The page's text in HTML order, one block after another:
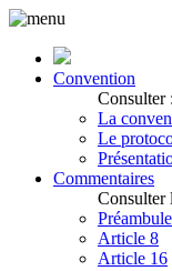
Convention
Consulter :
La
Le
Commentaires
Consulter
Préambule
Article 8
Article 16